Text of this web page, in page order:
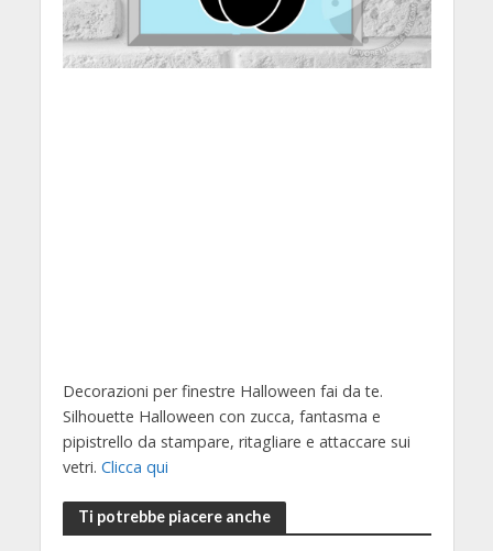
Decorazioni per finestre Halloween fai da te.
Silhouette Halloween con zucca, fantasma e
pipistrello da stampare, ritagliare e attaccare sui
vetri. Clicca qui
Ti potrebbe piacere anche